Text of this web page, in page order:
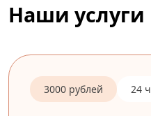
Наши услуги
3000 рублей 24